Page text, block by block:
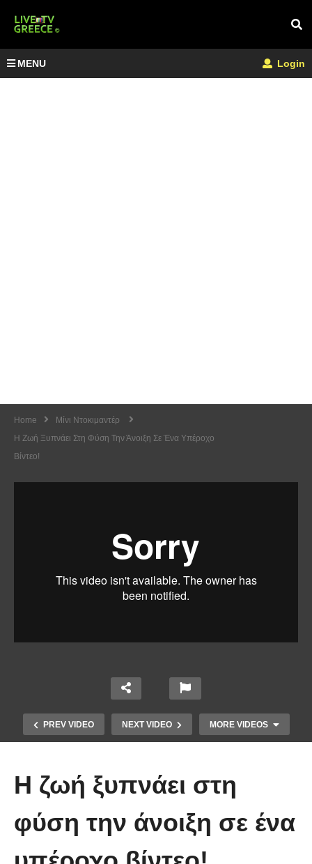
MENU Login
Home
Μίνι Ντοκιμαντέρ
Η Ζωή Ξυπνάει Στη Φύση Την Άνοιξη Σε Ένα Υπέροχο
Βίντεο!
PREV VIDEO NEXT VIDEO MORE VIDEOS
Η ζωή ξυπνάει στη
φύση την άνοιξη σε ένα